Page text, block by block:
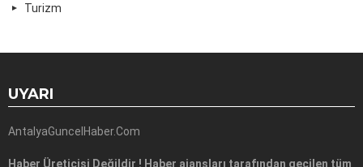
Turizm
UYARI
AntalyaGuncelHaber.Com
Haber Üreticisi Değildir ! Haber ajansları tarafından geçilen tüm